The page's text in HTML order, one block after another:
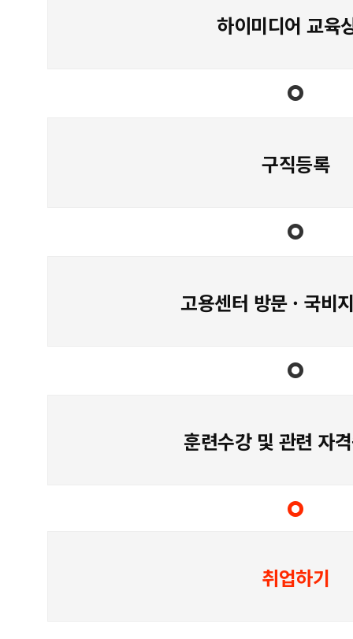
하이미디어 교육
구직등록
고용센터 방문 · 국비
훈련수강 및 관련 자
취업하기